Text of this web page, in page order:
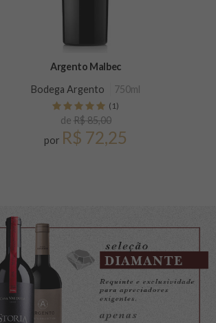
Argento Malbec
Bodega Argento
750ml
(1)
de R$ 85,00
por R$ 72,25